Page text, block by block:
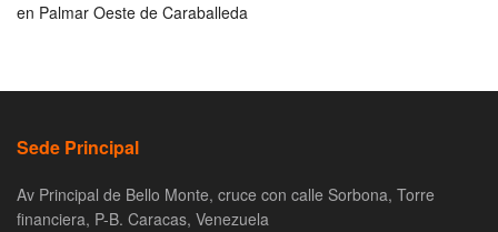
en Palmar Oeste de Caraballeda
Sede Principal
Av Principal de Bello Monte, cruce con calle Sorbona, Torre
financiera, P-B. Caracas, Venezuela